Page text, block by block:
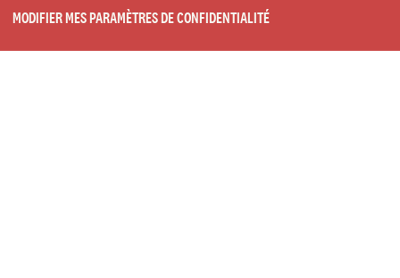
MODIFIER MES PARAMÈTRES DE CONFIDENTIALITÉ